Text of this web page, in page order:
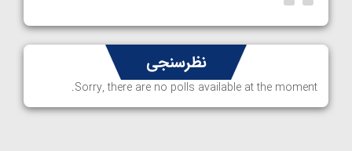
نظرسنجی
Sorry, there are no polls available at the moment.